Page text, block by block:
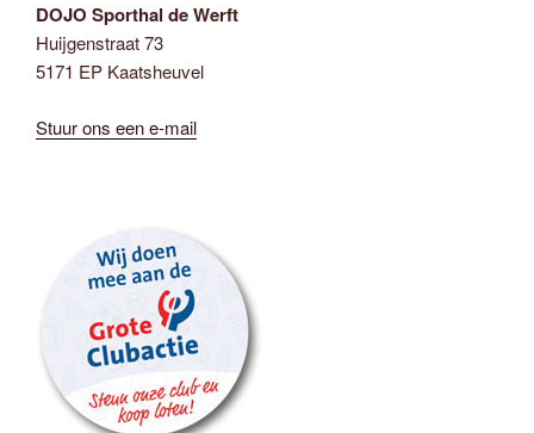
DOJO Sporthal de Werft
Huijgenstraat 73
5171 EP Kaatsheuvel
Stuur ons een e-mail